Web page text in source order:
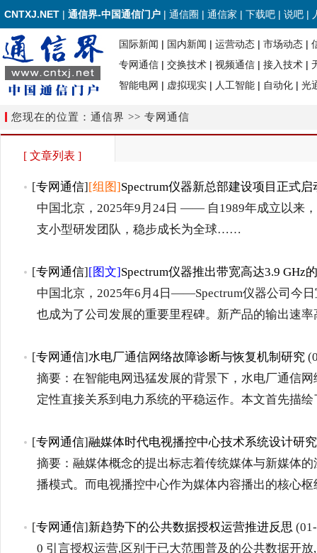
CNTXJ.NET | 通信界-中国通信门户 | 通信圈 | 通信家 | 下载吧 | 说吧 |
国际新闻 | 国内新闻 | 运营动态 | 市场动态 |
专网通信 | 交换技术 | 视频通信 | 接入技术 |
智能电网 | 虚拟现实 | 人工智能 | 自动化 | 光
您现在的位置：通信界 >> 专网通信
[ 文章列表 ]
[专网通信][组图]Spectrum仪器新总部建设项目正式启
中国北京，2025年9月24日 —— 自1989年成立以来
支小型研发团队，稳步成长为全球……
[专网通信][图文]Spectrum仪器推出带宽高达3.9 GHz
中国北京，2025年6月4日——Spectrum仪器公司今
也成为了公司发展的重要里程碑。新产品的输出速
[专网通信]水电厂通信网络故障诊断与恢复机制研究
摘要：在智能电网迅猛发展的背景下，水电厂通信
定性直接关系到电力系统的平稳运作。本文首先描
[专网通信]融媒体时代电视播控中心技术系统设计研究
摘要：融媒体概念的提出标志着传统媒体与新媒体
播模式。而电视播控中心作为媒体内容播出的核心
[专网通信]新趋势下的公共数据授权运营推进反思
0 引言授权运营,区别于已大范围普及的公共数据开